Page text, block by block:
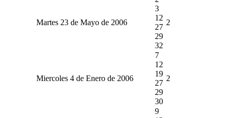
Martes 23 de Mayo de 2006
3
12
27
29
32
2
Miercoles 4 de Enero de 2006
7
12
19
27
29
30
2
9